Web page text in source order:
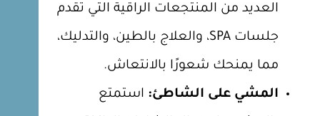
العديد من المنتجعات الراقية التي تقدم
جلسات SPA، والعلاج بالطين، والتدليك،
مما يمنحك شعورًا بالانتعاش.
المشي على الشاطئ: استمتع